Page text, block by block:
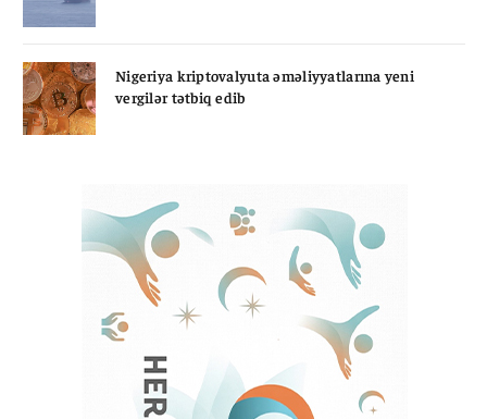
Nigeriya kriptovalyuta əməliyyatlarına yeni
vergilər tətbiq edib